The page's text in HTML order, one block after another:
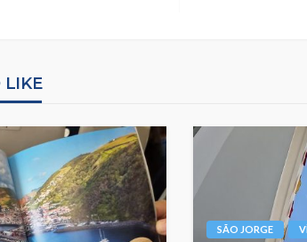
LIKE
SÃO JORGE